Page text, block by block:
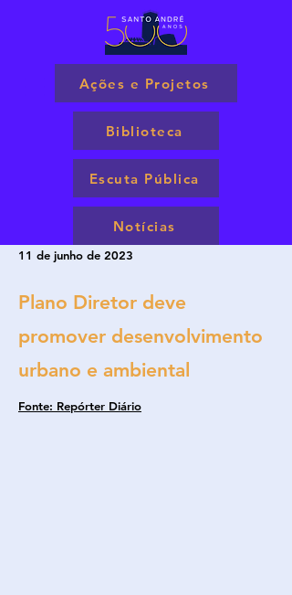
Ações e Projetos
Biblioteca
Escuta Pública
Notícias
11 de junho de 2023
Plano Diretor deve
promover desenvolvimento
urbano e ambiental
Fonte: Repórter Diário